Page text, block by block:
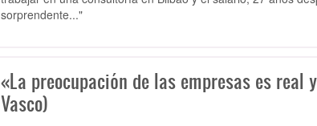
sorprendente..."
«La preocupación de las empresas es
Vasco)